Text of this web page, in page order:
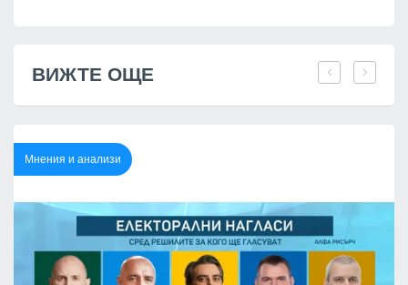
ВИЖТЕ ОЩЕ
Мнения и анализи